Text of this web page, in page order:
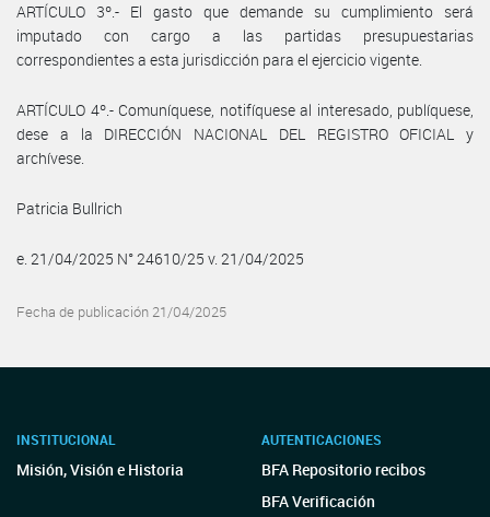
ARTÍCULO 3º.- El gasto que demande su cumplimiento será
imputado con cargo a las partidas presupuestarias
correspondientes a esta jurisdicción para el ejercicio vigente.
ARTÍCULO 4º.- Comuníquese, notifíquese al interesado, publíquese,
dese a la DIRECCIÓN NACIONAL DEL REGISTRO OFICIAL y
archívese.
Patricia Bullrich
e. 21/04/2025 N° 24610/25 v. 21/04/2025
Fecha de publicación 21/04/2025
INSTITUCIONAL
Misión, Visión e Historia
AUTENTICACIONES
BFA Repositorio recibos
BFA Verificación